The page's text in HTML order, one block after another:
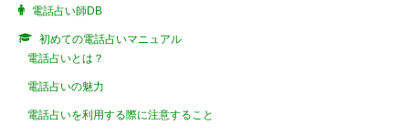
電話占い師DB
初めての電話占いマニュアル
電話占いとは？
電話占いの魅力
電話占いを利用する際に注意すること